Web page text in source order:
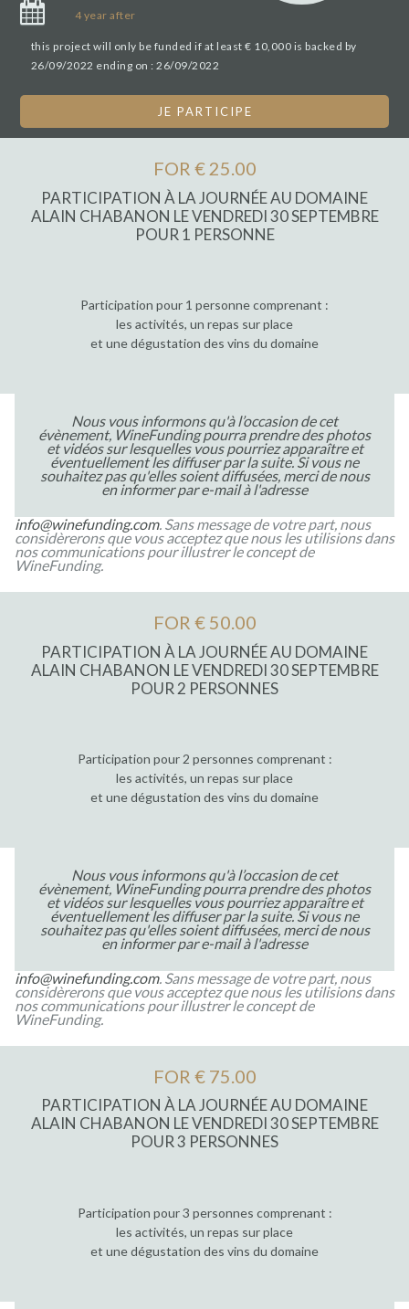
4 year after
this project will only be funded if at least € 10,000 is backed by
26/09/2022 ending on : 26/09/2022
JE PARTICIPE
FOR € 25.00
PARTICIPATION À LA JOURNÉE AU DOMAINE
ALAIN CHABANON LE VENDREDI 30 SEPTEMBRE
POUR 1 PERSONNE
Participation pour 1 personne comprenant :
les activités, un repas sur place
et une dégustation des vins du domaine
Nous vous informons qu'à l’occasion de cet
évènement, WineFunding pourra prendre des photos
et vidéos sur lesquelles vous pourriez apparaître et
éventuellement les diffuser par la suite. Si vous ne
souhaitez pas qu'elles soient diffusées, merci de nous
en informer par e-mail à l'adresse
info@winefunding.com. Sans message de votre part, nous
considèrerons que vous acceptez que nous les utilisions dans
nos communications pour illustrer le concept de
WineFunding.
FOR € 50.00
PARTICIPATION À LA JOURNÉE AU DOMAINE
ALAIN CHABANON LE VENDREDI 30 SEPTEMBRE
POUR 2 PERSONNES
Participation pour 2 personnes comprenant :
les activités, un repas sur place
et une dégustation des vins du domaine
Nous vous informons qu'à l’occasion de cet
évènement, WineFunding pourra prendre des photos
et vidéos sur lesquelles vous pourriez apparaître et
éventuellement les diffuser par la suite. Si vous ne
souhaitez pas qu'elles soient diffusées, merci de nous
en informer par e-mail à l'adresse
info@winefunding.com. Sans message de votre part, nous
considèrerons que vous acceptez que nous les utilisions dans
nos communications pour illustrer le concept de
WineFunding.
FOR € 75.00
PARTICIPATION À LA JOURNÉE AU DOMAINE
ALAIN CHABANON LE VENDREDI 30 SEPTEMBRE
POUR 3 PERSONNES
Participation pour 3 personnes comprenant :
les activités, un repas sur place
et une dégustation des vins du domaine